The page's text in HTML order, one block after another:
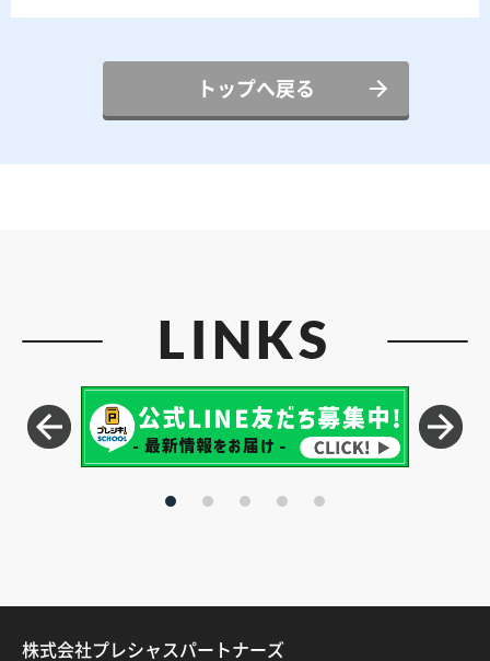
トップへ戻る
LINKS
株式会社プレシャスパートナーズ